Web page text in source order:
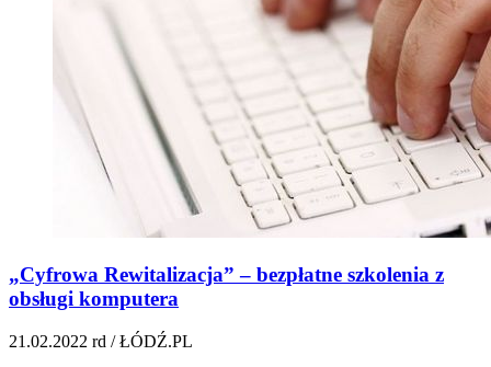
„Cyfrowa Rewitalizacja” – bezpłatne szkolenia z
obsługi komputera
21.02.2022 rd / ŁÓDŹ.PL